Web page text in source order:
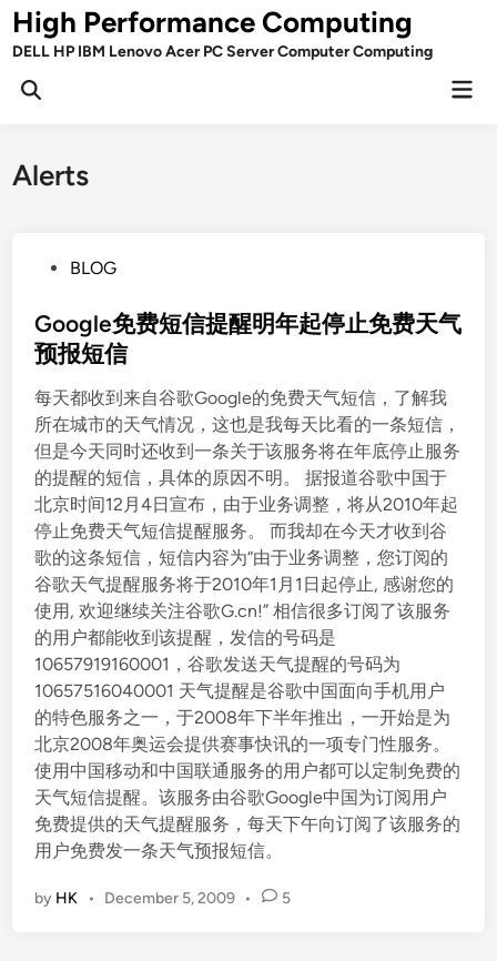
Skip
toHigh Performance Computing
DELL HP IBM Lenovo Acer PC Server Computer Computing
Open
Alerts
s
t
d
i
n
BLOG
Google免费短信提醒明年起停止免费天气
预报短信
每天都收到来自谷歌Google的免费天气短信，了解我
所在城市的天气情况，这也是我每天比看的一条短信，
但是今天同时还收到一条关于该服务将在年底停止服务
的提醒的短信，具体的原因不明。 据报道谷歌中国于
北京时间12月4日宣布，由于业务调整，将从2010年起
停止免费天气短信提醒服务。 而我却在今天才收到谷
歌的这条短信，短信内容为“由于业务调整，您订阅的
谷歌天气提醒服务将于2010年1月1日起停止, 感谢您的
使用, 欢迎继续关注谷歌G.cn!” 相信很多订阅了该服务
的用户都能收到该提醒，发信的号码是
10657919160001，谷歌发送天气提醒的号码为
10657516040001 天气提醒是谷歌中国面向手机用户
的特色服务之一，于2008年下半年推出，一开始是为
北京2008年奥运会提供赛事快讯的一项专门性服务。
使用中国移动和中国联通服务的用户都可以定制免费的
天气短信提醒。该服务由谷歌Google中国为订阅用户
免费提供的天气提醒服务，每天下午向订阅了该服务的
用户免费发一条天气预报短信。
by HK • December 5, 2009 • 5